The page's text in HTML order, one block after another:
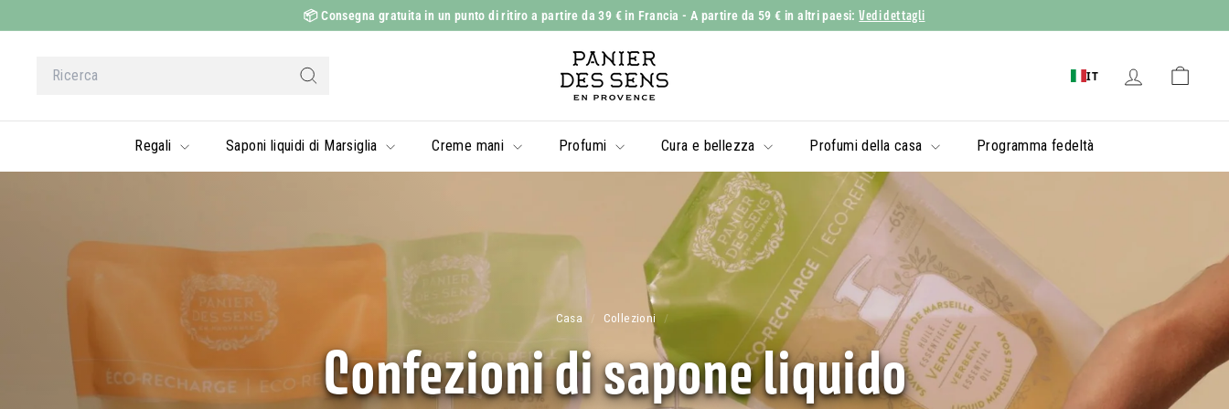
al
Mostra
diapositive
Pausa
📦Consegna gratuita in un punto di ritiro a partire da 39 € in Francia - A partire da 59 € in altri paesi:Vedi dettagli
Ricerca
P
a
n
e
e
s
IT
Regali Saponi liquidi di Marsiglia Creme mani Profumi Cura e bellezza Profumi della casa Programma fedeltà
Casa Collezioni /
Confezioni di sapone liquido